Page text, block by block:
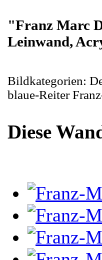
"Franz Marc
Leinwand,
Bildkategorien:
blaue-Reiter
Diese